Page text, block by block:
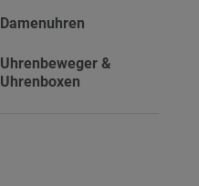
Damenuhren
Uhrenbeweger &
Uhrenboxen